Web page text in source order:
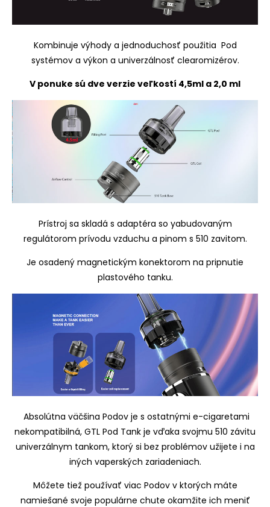
Kombinuje výhody a jednoduchosť použitia Pod
systémov a výkon a univerzálnosť clearomizérov.
V ponuke sú dve verzie veľkostí 4,5ml a 2,0 ml
Prístroj sa skladá s adaptéra so yabudovaným
regulátorom prívodu vzduchu a pinom s 510 zavitom.
Je osadený magnetickým konektorom na pripnutie
plastového tanku.
Absolútna väčšina Podov je s ostatnými e-cigaretami
nekompatibilná, GTL Pod Tank je vďaka svojmu 510 závitu
univerzálnym tankom, ktorý si bez problémov užijete i na
iných vaperských zariadeniach.
Môžete tiež používať viac Podov v ktorých máte
namiešané svoje populárne chute okamžite ich meniť